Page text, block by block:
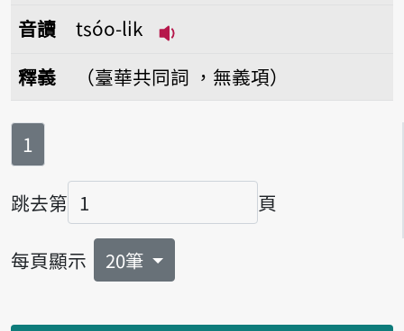
音讀
tsóo-li̍k
釋義 （臺華共同詞 ，無義項）
第
1
跳去第
頁碼
頁
每頁顯示 20筆